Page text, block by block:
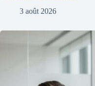
3 août 2026